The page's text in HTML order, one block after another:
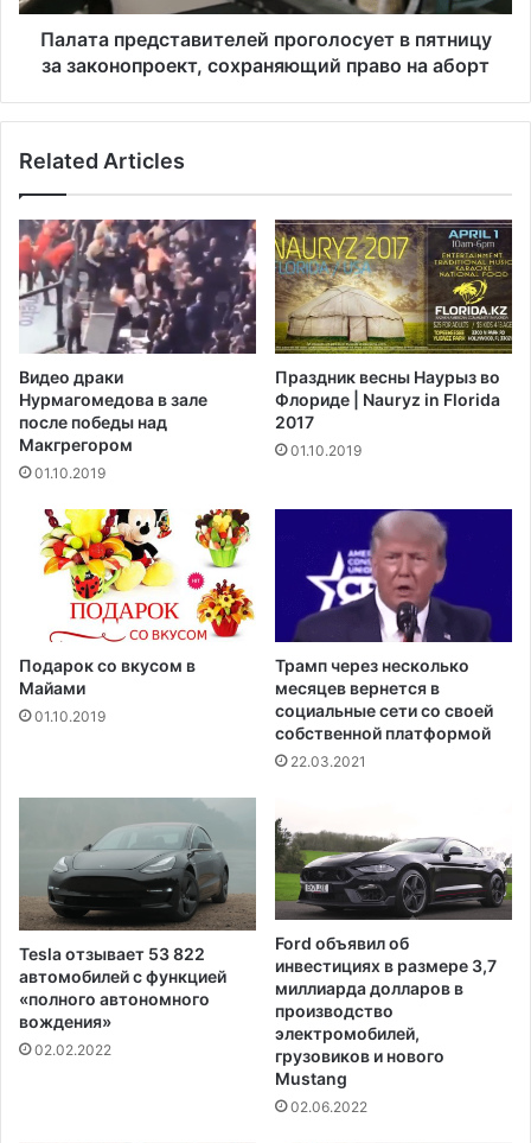
а
в
р
л
у
ч
е
н
ы
х
н
а
г
п
р
и
д
о
с
и
х
п
о
е
и
л
е
й
п
г
о
л
т
н
и
о
н
о
п
р
о
е
Палата представителей проголосует в пятницу
за законопроект, сохраняющий право на аборт
Related Articles
Видео драки
Нурмагомедова в зале
после победы над
Макгрегором‍
01.10.2019
Праздник весны Наурыз во
Флориде | Nauryz in Florida
2017
01.10.2019
Подарок со вкусом в
Майами
01.10.2019
Трамп через несколько
месяцев вернется в
социальные сети со своей
собственной платформой
22.03.2021
Tesla отзывает 53 822
автомобилей с функцией
«полного автономного
вождения»
02.02.2022
Ford объявил об
инвестициях в размере 3,7
миллиарда долларов в
производство
электромобилей,
грузовиков и нового
Mustang
02.06.2022